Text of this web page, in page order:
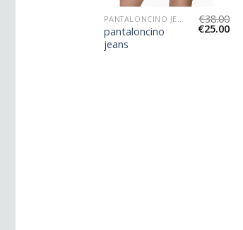
PANTALONCINO JEANS
pantaloncino
jeans
€38.00
€25.00